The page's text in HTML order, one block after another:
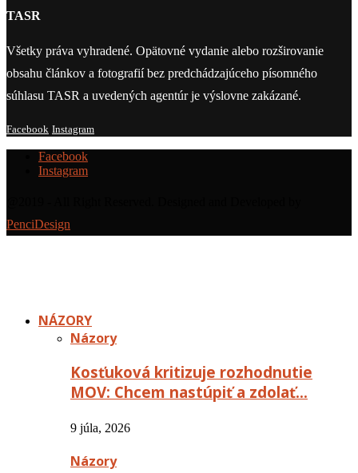
TASR
Všetky práva vyhradené. Opätovné vydanie alebo rozširovanie
obsahu článkov a fotografií bez predchádzajúceho písomného
súhlasu TASR a uvedených agentúr je výslovne zakázané.
Facebook Instagram
Facebook
Instagram
PenciDesign
NÁZORY
Názory
Kosťuková kritizuje rozhodnutie
MOV: Chcem nastúpiť a zdolať…
9 júla, 2026
Názory